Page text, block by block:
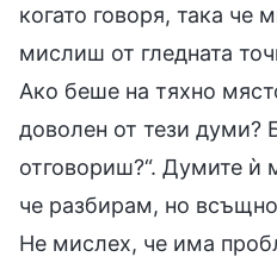
когато говоря, така че
мислиш от гледната
Ако беше на тяхно
доволен от тези думи?
отговориш?“. Думите ѝ
че разбирам, но
Не мислех, че има